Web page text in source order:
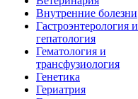
Внутренние болезни
Гастроэнтерология и
гепатология
Гематология и
трансфузиология
Генетика
Гериатрия